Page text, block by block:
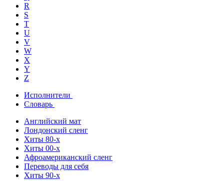
R
S
T
U
V
W
X
Y
Z
Исполнители
Словарь
Английский мат
Лондонский сленг
Хиты 80-х
Хиты 00-х
Афроамериканский сленг
Переводы для себя
Хиты 90-х